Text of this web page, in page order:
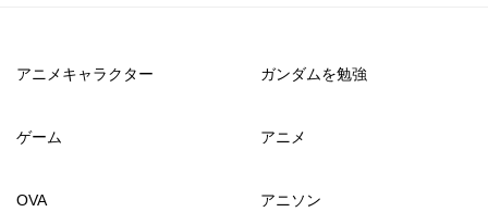
アニメキャラクター ガンダムを勉強
ゲーム アニメ
OVA アニソン